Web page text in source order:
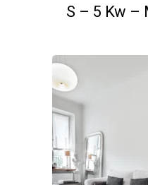
S – 5 Kw –